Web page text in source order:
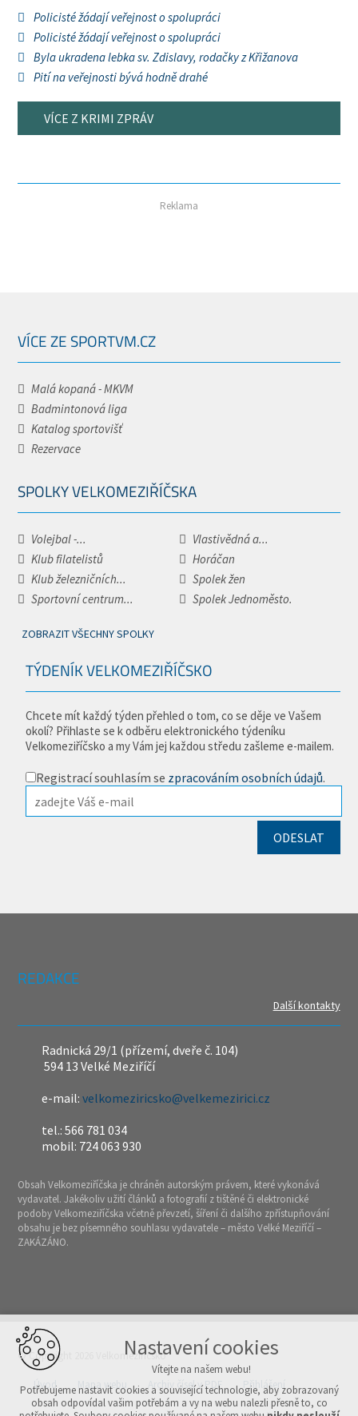
Policisté žádají veřejnost o spolupráci
Policisté žádají veřejnost o spolupráci
Byla ukradena lebka sv. Zdislavy, rodačky z Křižanova
Pití na veřejnosti bývá hodně drahé
VÍCE Z KRIMI ZPRÁV
Reklama
VÍCE ZE SPORTVM.CZ
Malá kopaná - MKVM
Badmintonová liga
Katalog sportovišť
Rezervace
SPOLKY VELKOMEZIŘÍČSKA
Volejbal -...
Vlastivědná a...
Klub filatelistů
Horáčan
Klub železničních...
Spolek žen
Sportovní centrum...
Spolek Jednoměsto.
ZOBRAZIT VŠECHNY SPOLKY
TÝDENÍK VELKOMEZIŘÍČSKO
Chcete mít každý týden přehled o tom, co se děje ve Vašem
okolí? Přihlaste se k odběru elektronického týdeníku
Velkomeziříčsko a my Vám jej každou středu zašleme e-mailem.
Registrací souhlasím se zpracováním osobních údajů.
REDAKCE
Další kontakty
Radnická 29/1 (přízemí, dveře č. 104)
594 13 Velké Meziříčí
e-mail:velkomeziricsko@velkemezirici.cz
tel.: 566 781 034
mobil: 724 063 930
Obsah Velkomeziříčska je chráněn autorským právem, které vykonává
vydavatel. Jakékoliv užití článků a fotografií z tištěné či elektronické
podoby Velkomeziříčska včetně převzetí, šíření či dalšího zpřístupňování
obsahu je bez písemného souhlasu vydavatele – město Velké Meziříčí –
ZAKÁZÁNO.
© Copyright 2026 Velkomeziříčsko
Úvod Mapa webu Archiv čísel v PDF Přihlášení
Nastavení cookies
Vítejte na našem webu!
Potřebujeme nastavit cookies a související technologie, aby zobrazovaný
obsah odpovídal vašim potřebám a vy na webu nalezli přesně to, co